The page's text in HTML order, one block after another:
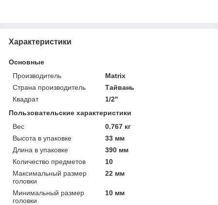
Характеристики
Основные
Производитель
Matrix
Страна производитель
Тайвань
Квадрат
1/2"
Пользовательские характеристики
Вес
0.767 кг
Высота в упаковке
33 мм
Длина в упаковке
390 мм
Количество предметов
10
Максимальный размер
головки
22 мм
Минимальный размер
головки
10 мм